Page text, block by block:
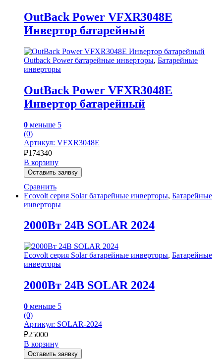
OutBack Power VFXR3048E
Инвертор батарейный
Outback Power батарейные инверторы, Батарейные
инверторы
OutBack Power VFXR3048E
Инвертор батарейный
0 меньше 5
(0)
Артикул: VFXR3048E
₽174340
В корзину
Оставить заявку
Сравнить
Ecovolt серия Solar батарейные инверторы, Батарейные
инверторы
2000Вт 24В SOLAR 2024
Ecovolt серия Solar батарейные инверторы, Батарейные
инверторы
2000Вт 24В SOLAR 2024
0 меньше 5
(0)
Артикул: SOLAR-2024
₽25000
В корзину
Оставить заявку